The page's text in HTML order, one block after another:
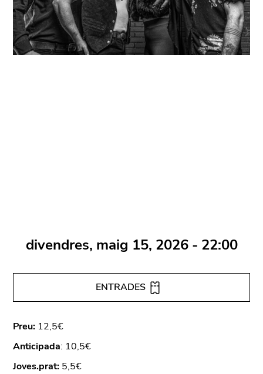
divendres, maig 15, 2026 - 22:00
ENTRADES
Preu: 12,5€
Anticipada: 10,5€
Joves.prat: 5,5€